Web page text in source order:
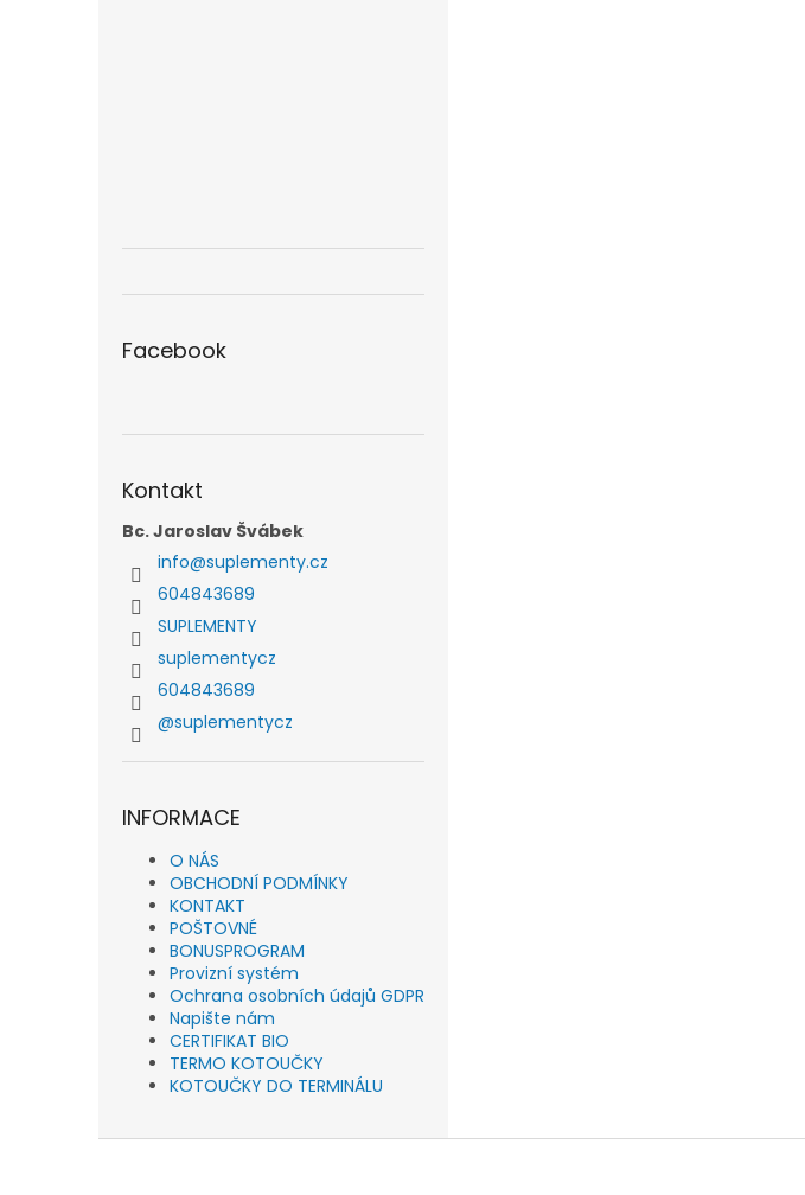
Facebook
Kontakt
Bc. Jaroslav Švábek
info@suplementy.cz
604843689
SUPLEMENTY
suplementycz
604843689
@suplementycz
INFORMACE
O NÁS
OBCHODNÍ PODMÍNKY
KONTAKT
POŠTOVNÉ
BONUSPROGRAM
Provizní systém
Ochrana osobních údajů GDPR
Napište nám
CERTIFIKAT BIO
TERMO KOTOUČKY
KOTOUČKY DO TERMINÁLU